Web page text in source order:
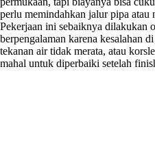
perlu memindahkan jalur pipa atau
Pekerjaan ini sebaiknya dilakukan
berpengalaman karena kesalahan
tekanan air tidak merata, atau
mahal untuk diperbaiki setelah